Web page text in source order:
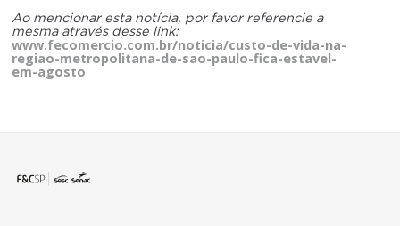
Ao mencionar esta notícia, por favor referencie a
mesma através desse link:
www.fecomercio.com.br/noticia/custo-de-vida-na-
regiao-metropolitana-de-sao-paulo-fica-estavel-
em-agosto